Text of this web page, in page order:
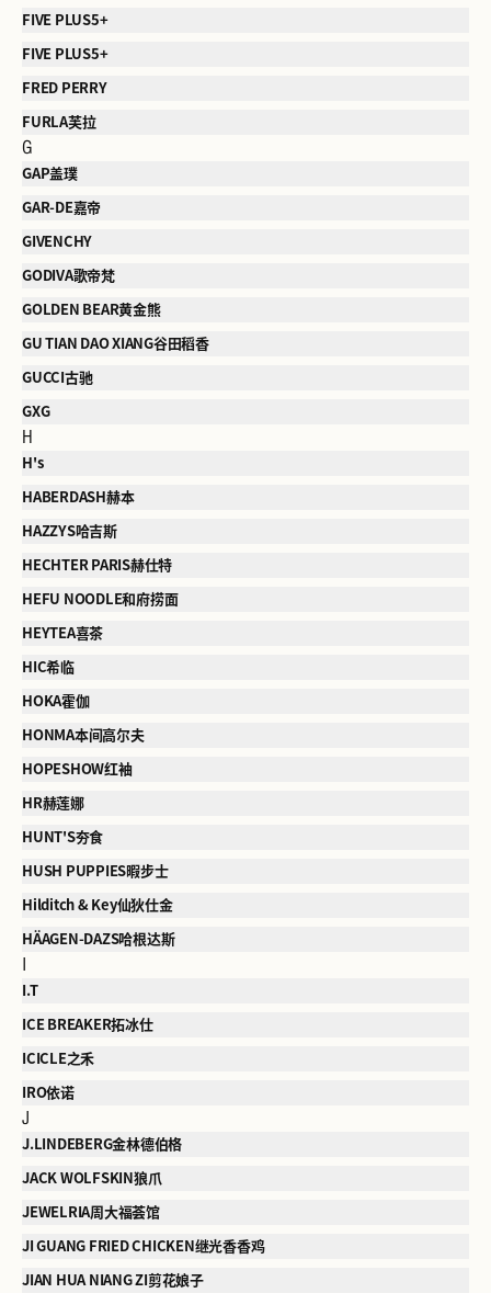
FIVE PLUS5+
FIVE PLUS5+
FRED PERRY
FURLA芙拉
G
GAP盖璞
GAR-DE嘉帝
GIVENCHY
GODIVA歌帝梵
GOLDEN BEAR黄金熊
GU TIAN DAO XIANG谷田稻香
GUCCI古驰
GXG
H
H's
HABERDASH赫本
HAZZYS哈吉斯
HECHTER PARIS赫仕特
HEFU NOODLE和府捞面
HEYTEA喜茶
HIC希临
HOKA霍伽
HONMA本间高尔夫
HOPESHOW红袖
HR赫莲娜
HUNT'S夯食
HUSH PUPPIES暇步士
Hilditch & Key仙狄仕金
HÄAGEN-DAZS哈根达斯
I
I.T
ICE BREAKER拓冰仕
ICICLE之禾
IRO依诺
J
J.LINDEBERG金林德伯格
JACK WOLFSKIN狼爪
JEWELRIA周大福荟馆
JI GUANG FRIED CHICKEN继光香香鸡
JIAN HUA NIANG ZI剪花娘子